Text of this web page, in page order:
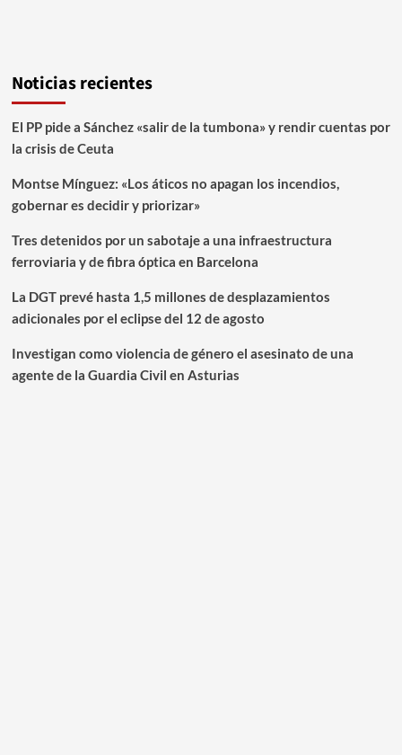
Noticias recientes
El PP pide a Sánchez «salir de la tumbona» y rendir cuentas por
la crisis de Ceuta
Montse Mínguez: «Los áticos no apagan los incendios,
gobernar es decidir y priorizar»
Tres detenidos por un sabotaje a una infraestructura
ferroviaria y de fibra óptica en Barcelona
La DGT prevé hasta 1,5 millones de desplazamientos
adicionales por el eclipse del 12 de agosto
Investigan como violencia de género el asesinato de una
agente de la Guardia Civil en Asturias